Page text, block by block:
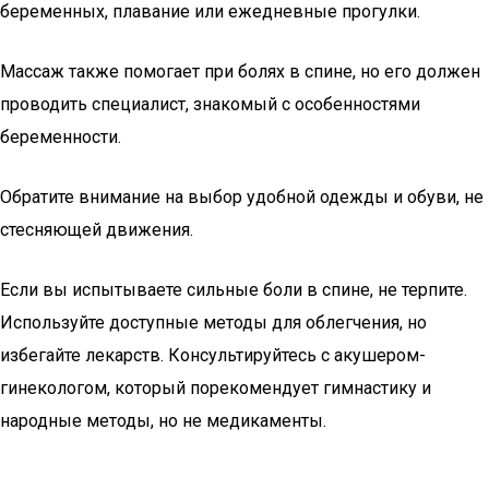
беременных, плавание или ежедневные прогулки.
Массаж также помогает при болях в спине, но его должен
проводить специалист, знакомый с особенностями
беременности.
Обратите внимание на выбор удобной одежды и обуви, не
стесняющей движения.
Если вы испытываете сильные боли в спине, не терпите.
Используйте доступные методы для облегчения, но
избегайте лекарств. Консультируйтесь с акушером-
гинекологом, который порекомендует гимнастику и
народные методы, но не медикаменты.